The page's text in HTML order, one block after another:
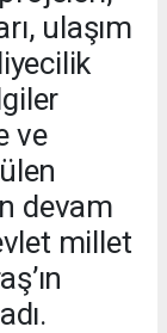
ulaşım
ve
devam
millet